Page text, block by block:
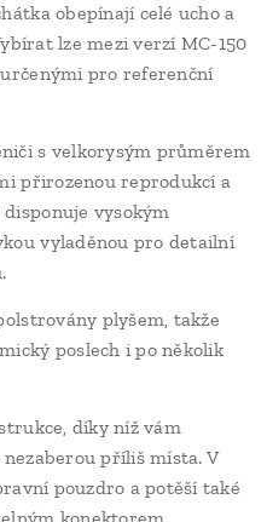
obepínají celé ucho a
lze mezi verzí MC-150
pro referenční
s velkorysým průměrem
přirozenou reprodukcí a
vysokým
vyladěnou pro detailní
plyšem, takže
poslech i po několik
díky níž vám
příliš místa. V
pouzdro a potěší také